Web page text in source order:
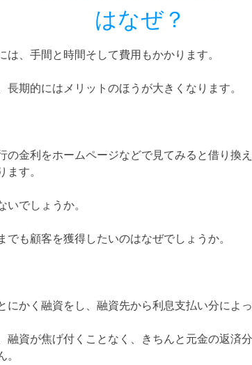
はなぜ？
、手間と時間そして費用もかかります。
長期的にはメリットのほうが大きくなります。
の金利をホームページなどで見てみると借り換
ます。
いでしょうか。
でも顧客を獲得したいのはなぜでしょうか。
にかく融資をし、融資先から利息支払い分によ
融資が焦げ付くことなく、きちんと元金の返済